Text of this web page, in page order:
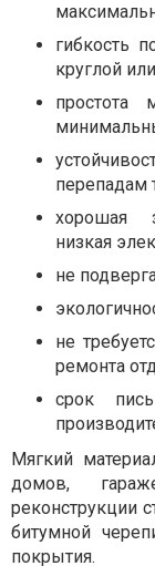
гибкость
круглой
простота
перепадам
хорошая
низкая
не
не
ремонта
срок
Мягкий
домов,
реконструкции
битумной
покрытия.